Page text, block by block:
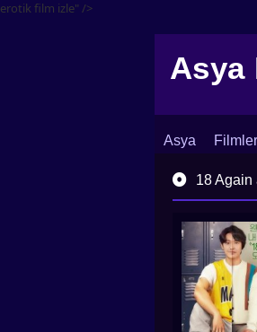
erotik film izle" />
Asya
Asya Filmler
İletişim Blog
18 Again